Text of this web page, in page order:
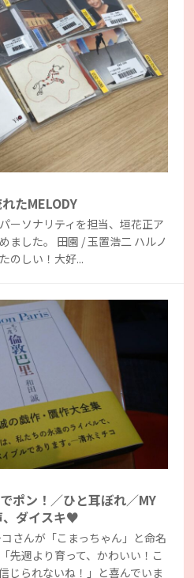
たMELODY
ーソナリティを担当、垣花正ア
ました。 田園 / 玉置浩二 ハルノ
のしい！大好...
ポン！／ひと耳ぼれ／MY
、ダイスキ♥
さんが「こまっちゃん」と命名
先週より育って、かわいい！こ
じられないね！」と喜んでいま